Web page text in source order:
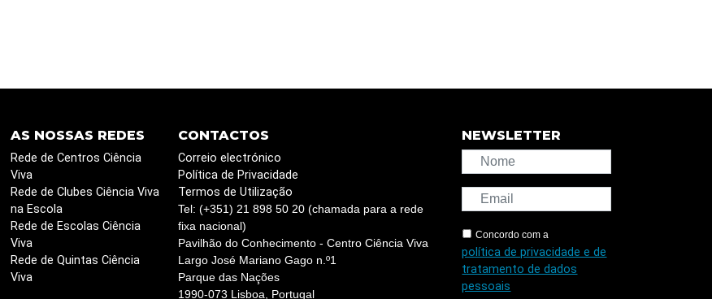
AS NOSSAS REDES
Rede de Centros Ciência
Viva
Rede de Clubes Ciência Viva
na Escola
Rede de Escolas Ciência
Viva
Rede de Quintas Ciência
Viva
CONTACTOS
Correio electrónico
Política de Privacidade
Termos de Utilização
Tel: (+351) 21 898 50 20 (chamada para a rede
fixa nacional)
Pavilhão do Conhecimento - Centro Ciência Viva
Largo José Mariano Gago n.º1
Parque das Nações
1990-073 Lisboa, Portugal
NEWSLETTER
Concordo com a
política de privacidade e de
tratamento de dados
pessoais